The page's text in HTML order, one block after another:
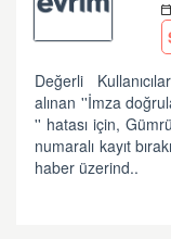
Değerli
alınan ''İmza
'' hatası için,
numaralı kayıt
haber üzerind..